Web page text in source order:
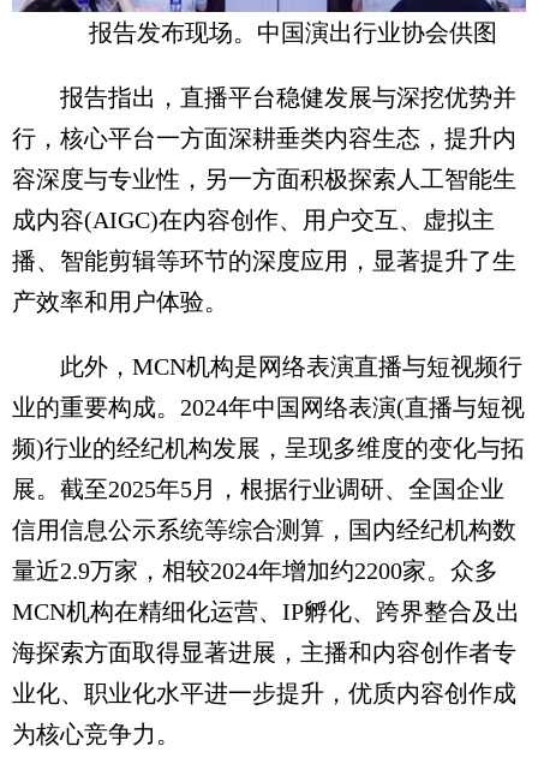
报告发布现场。中国演出行业协会供图
报告指出，直播平台稳健发展与深挖优势并
行，核心平台一方面深耕垂类内容生态，提升内
容深度与专业性，另一方面积极探索人工智能生
成内容(AIGC)在内容创作、用户交互、虚拟主
播、智能剪辑等环节的深度应用，显著提升了生
产效率和用户体验。
此外，MCN机构是网络表演直播与短视频行
业的重要构成。2024年中国网络表演(直播与短视
频)行业的经纪机构发展，呈现多维度的变化与拓
展。截至2025年5月，根据行业调研、全国企业
信用信息公示系统等综合测算，国内经纪机构数
量近2.9万家，相较2024年增加约2200家。众多
MCN机构在精细化运营、IP孵化、跨界整合及出
海探索方面取得显著进展，主播和内容创作者专
业化、职业化水平进一步提升，优质内容创作成
为核心竞争力。